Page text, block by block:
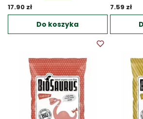
17.90 zł
Do koszyka
7.59 zł